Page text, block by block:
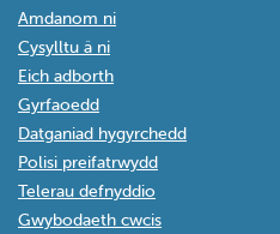
Amdanom ni
Cysylltu â ni
Eich adborth
Gyrfaoedd
Datganiad hygyrchedd
Polisi preifatrwydd
Telerau defnyddio
Gwybodaeth cwcis